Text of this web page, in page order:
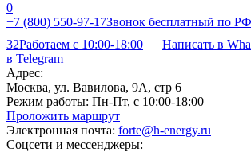
0
+7 (800) 550-97-17Звонок бесплатный по РФ
32Работаем с 10:00-18:00 Написать в
в Telegram
Адрес:
Москва, ул. Вавилова, 9А, стр 6
Режим работы: Пн-Пт, с 10:00-18:00
Проложить маршрут
Электронная почта: forte@h-energy.ru
Соцсети и мессенджеры: